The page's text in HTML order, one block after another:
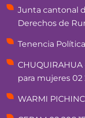
Junta cantonal
Derechos de
Tenencia
para mujeres 02
WARMI